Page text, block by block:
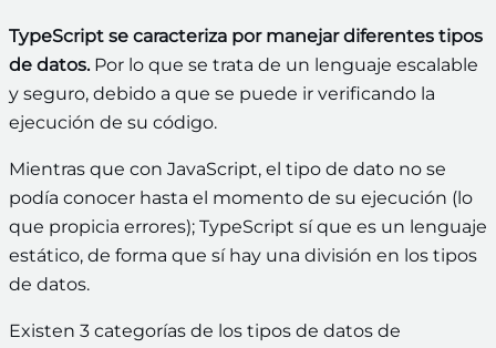
TypeScript se caracteriza por manejar diferentes tipos
de datos.Por lo que se trata de un lenguaje escalable
y seguro, debido a que se puede ir verificando la
ejecución de su código.
Mientras que con JavaScript, el tipo de dato no se
podía conocer hasta el momento de su ejecución (lo
que propicia errores); TypeScript sí que es un lenguaje
estático, de forma que sí hay una división en los tipos
de datos.
Existen 3 categorías de los tipos de datos de